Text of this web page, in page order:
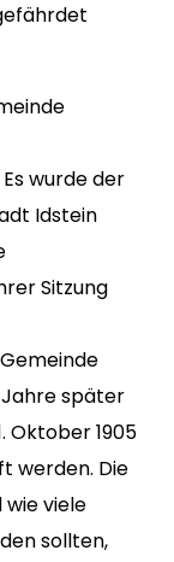
wurde der
Idstein
Sitzung
später
Oktober 1905
werden. Die
wie viele
sollten,